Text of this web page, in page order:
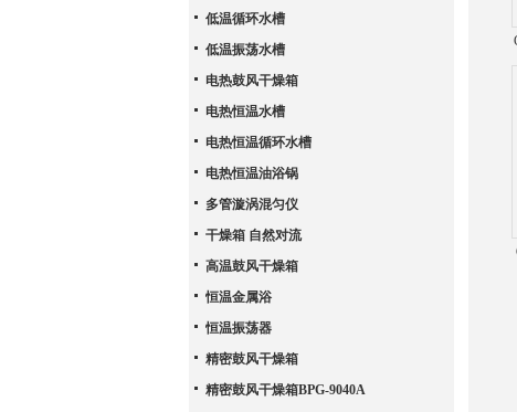
低温循环水槽
低温振荡水槽
电热鼓风干燥箱
电热恒温水槽
电热恒温循环水槽
电热恒温油浴锅
多管漩涡混匀仪
干燥箱 自然对流
高温鼓风干燥箱
恒温金属浴
恒温振荡器
精密鼓风干燥箱
精密鼓风干燥箱BPG-9040A